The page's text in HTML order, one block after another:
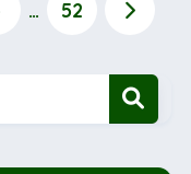
… 52